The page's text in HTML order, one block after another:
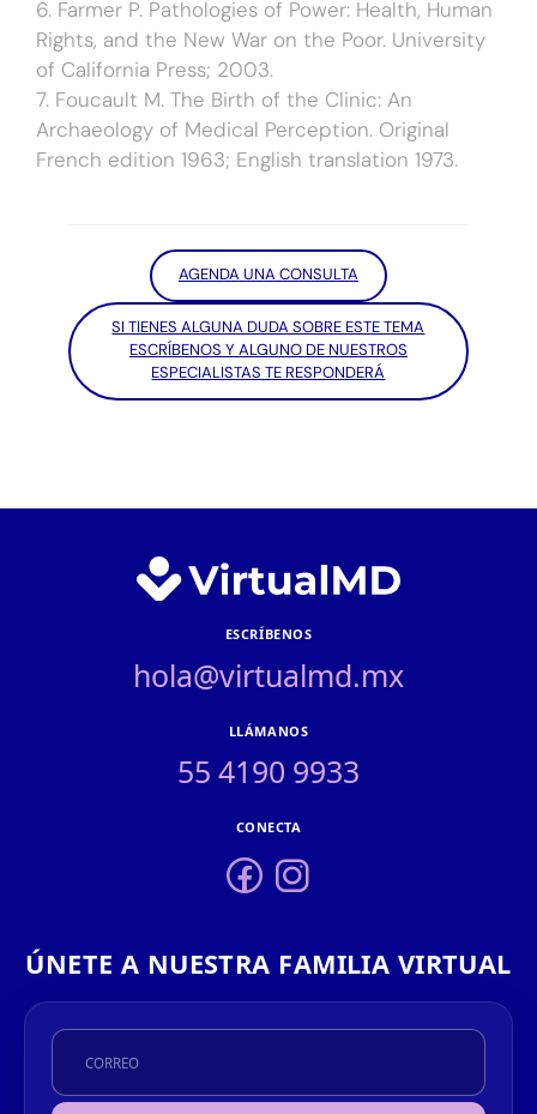
6. Farmer P. Pathologies of Power: Health, Human
Rights, and the New War on the Poor. University
of California Press; 2003.
7. Foucault M. The Birth of the Clinic: An
Archaeology of Medical Perception. Original
French edition 1963; English translation 1973.
AGENDA UNA CONSULTA
SI TIENES ALGUNA DUDA SOBRE ESTE TEMA
ESCRÍBENOS Y ALGUNO DE NUESTROS
ESPECIALISTAS TE RESPONDERÁ
ESCRÍBENOS
hola@virtualmd.mx
LLÁMANOS
55 4190 9933
CONECTA
ÚNETE A NUESTRA FAMILIA VIRTUAL